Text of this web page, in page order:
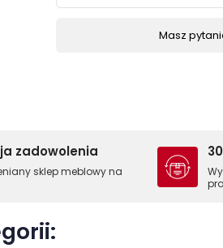
Masz
zadowolenia
sklep meblowy na